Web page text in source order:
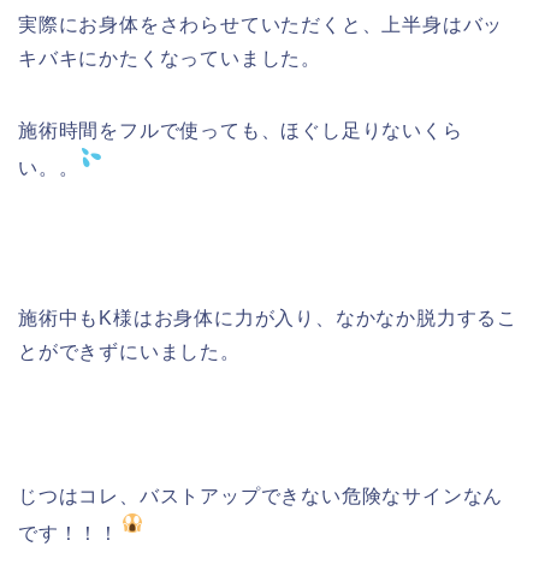
実際にお身体をさわらせていただくと、上半身はバッ
キバキにかたくなっていました。
施術時間をフルで使っても、ほぐし足りないくら
い。。
施術中もK様はお身体に力が入り、なかなか脱力するこ
とができずにいました。
じつはコレ、バストアップできない危険なサインなん
です！！！